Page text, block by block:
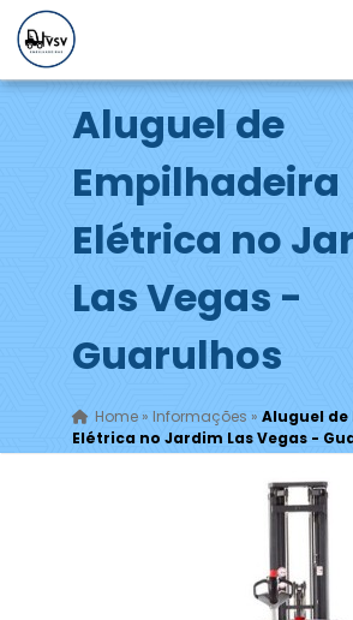
Aluguel de
Empilhadeira
Elétrica no
Las Vegas -
Guarulhos
Home» Informações » Aluguel
Elétrica no Jardim Las Vegas -